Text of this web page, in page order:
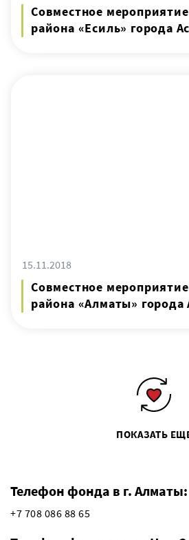
Совместное
района «Есиль» города
15.11.2018
Совместное
района «Алматы» города
ПОКАЗАТЬ
Телефон фонда в г. Алматы:
+7 708 086 88 65